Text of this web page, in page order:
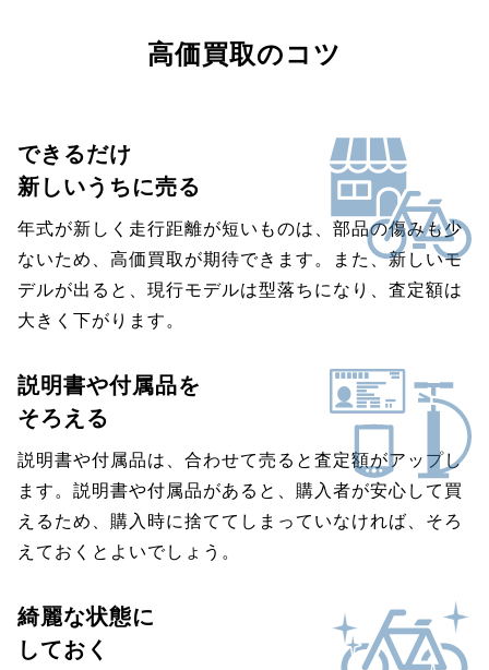
高価買取のコツ
できるだけ
新しいうちに売る
年式が新しく走行距離が短いものは、部品の傷みも少
ないため、高価買取が期待できます。また、新しいモ
デルが出ると、現行モデルは型落ちになり、査定額は
大きく下がります。
説明書や付属品を
そろえる
説明書や付属品は、合わせて売ると査定額がアップし
ます。説明書や付属品があると、購入者が安心して買
えるため、購入時に捨ててしまっていなければ、そろ
えておくとよいでしょう。
綺麗な状態に
しておく